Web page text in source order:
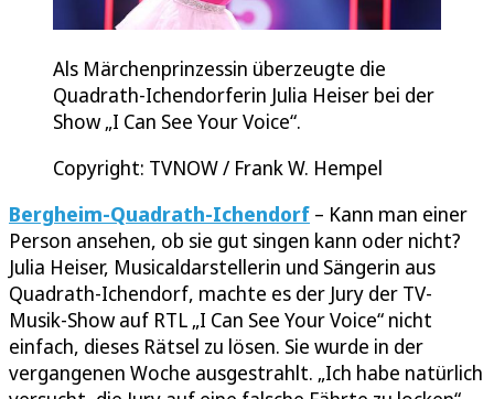
Als Märchenprinzessin überzeugte die
Quadrath-Ichendorferin Julia Heiser bei der
Show „I Can See Your Voice“.
Copyright: TVNOW / Frank W. Hempel
Bergheim-Quadrath-Ichendorf – Kann man einer
Person ansehen, ob sie gut singen kann oder nicht?
Julia Heiser, Musicaldarstellerin und Sängerin aus
Quadrath-Ichendorf, machte es der Jury der TV-
Musik-Show auf RTL „I Can See Your Voice“ nicht
einfach, dieses Rätsel zu lösen. Sie wurde in der
vergangenen Woche ausgestrahlt. „Ich habe natürlich